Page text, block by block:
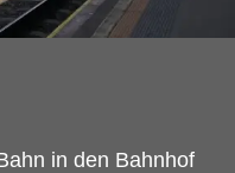
in den Bahnhof